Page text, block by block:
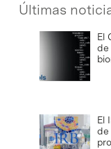
Últimas
El
de
El
de